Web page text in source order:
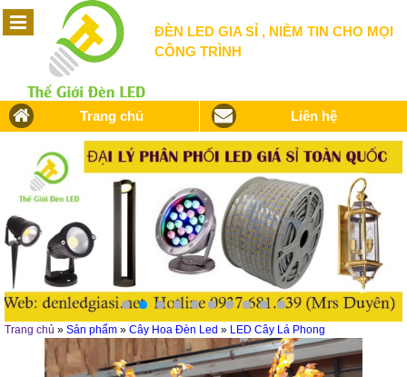
ĐÈN LED GIA SỈ , NIỀM TIN CHO MỌI
CÔNG TRÌNH
Trang chủ Liên hệ
Trang chủ » Sản phẩm » Cây Hoa Đèn Led » LED Cây Lá Phong